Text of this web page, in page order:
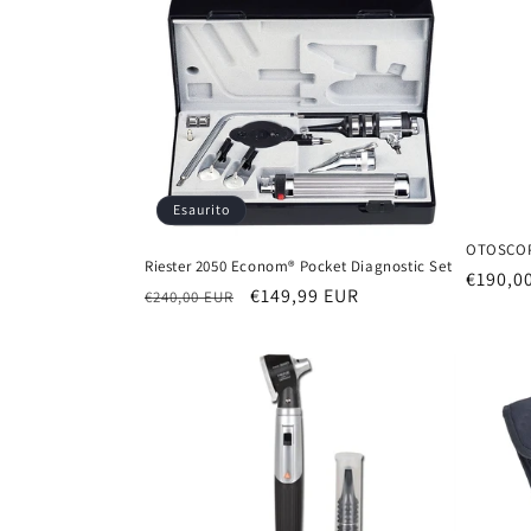
o
n
Esaurito
Riester 2050 Econom® Pocket Diagnostic Set
Prezzo
€240,00 EUR
Prezzo
€149,99 EUR
Prezzo